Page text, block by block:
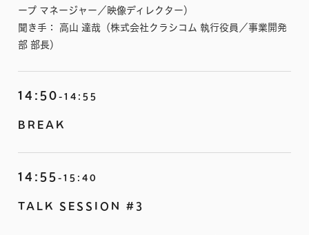
ープ マネージャー／映像ディレクター）
聞き手： 高山 達哉（株式会社クラシコム 執行役員／事業開発
部 部長）
14:50-14:55
BREAK
14:55-15:40
TALK SESSION #3